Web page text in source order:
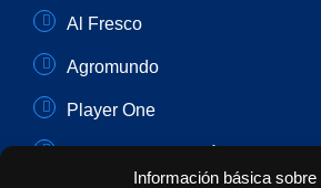
Información básica sobre
Al Fresco
Agromundo
Player One